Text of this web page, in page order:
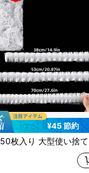
¥45 節約
50枚入り 大型使い捨てプラスチック透明カバー、スナック、野菜、パン用の防塵カバー、3サイズのブレッドトレイカバー